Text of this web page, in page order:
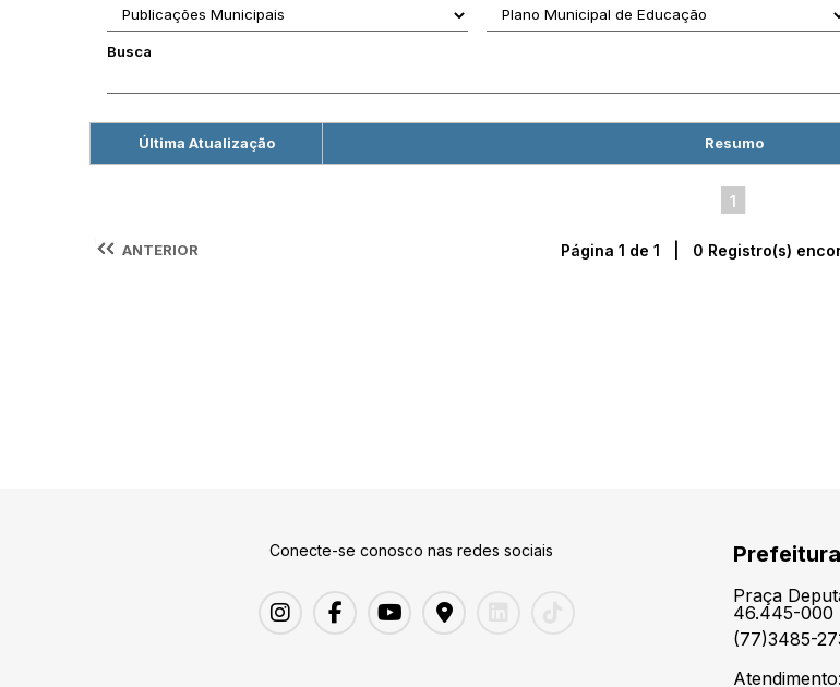
Busca
Última Atualização Resumo
1
ANTERIOR Página 1 de 1 | 0 Registro(s)
Conecte-se conosco nas redes sociais
Praça
46.445-000
(77)3485-